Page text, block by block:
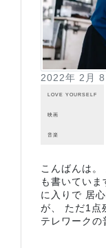
2022年 2月 8
LOVE YOURSELF
映画
音楽
こんばんは
も書いてい
に入りで 居
が、 ただ1点
テレワークの